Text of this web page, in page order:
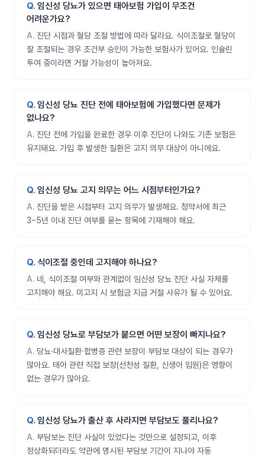
임신성 당뇨가 있으면 태아보험 가입이 무조건
어려운가요?
진단 시점과 혈당 조절 방법에 따라 달라요. 식이조절로 혈당이
잘 조절되는 경우 조건부 승인이 가능한 보험사가 있어요. 인슐린
투여 중이라면 거절 가능성이 높아져요.
임신성 당뇨 진단 전에 태아보험에 가입했다면 문제가
없나요?
진단 전에 가입을 완료한 경우 이후 진단이 나와도 기존 보험은
유지돼요. 가입 후 발생한 질환은 고지 의무 대상이 아니에요.
임신성 당뇨 고지 의무는 어느 시점부터인가요?
진단을 받은 시점부터 고지 의무가 발생해요. 청약서에 최근
3~5년 이내 진단 여부를 묻는 항목에 기재해야 해요.
식이조절 중인데 고지해야 하나요?
네, 식이조절 여부와 관계없이 임신성 당뇨 진단 사실 자체를
고지해야 해요. 미고지 시 보험금 지급 거절 사유가 될 수 있어요.
임신성 당뇨로 부담보가 붙으면 어떤 보장이 빠지나요?
당뇨·대사질환·합병증 관련 보장이 부담보 대상이 되는 경우가
많아요. 태아 관련 직접 보장(선천성 질환, 신생아 입원)은 영향이
없는 경우가 많아요.
임신성 당뇨가 출산 후 사라지면 부담보도 풀리나요?
부담보는 진단 사실이 있었다는 것만으로 설정되고, 이후
정상화되더라도 약관에 명시된 부담보 기간이 지나야 자동